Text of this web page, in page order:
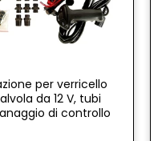
per verricello
da 12 V, tubi
di controllo